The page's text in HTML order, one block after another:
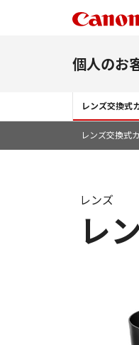
個人のお
レンズ交換式
レンズ交換式
レ
レンズ